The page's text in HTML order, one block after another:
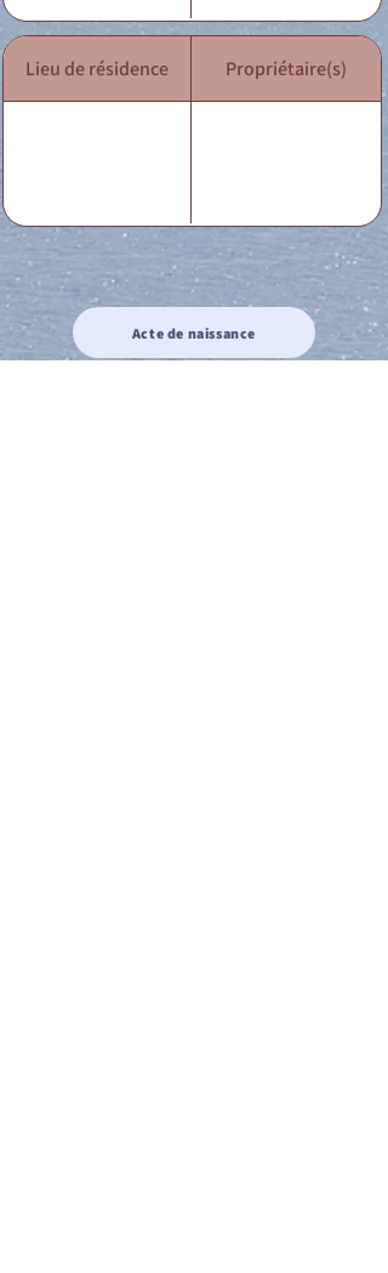
Lieu de résidence Propriétaire(s)
Acte de naissance